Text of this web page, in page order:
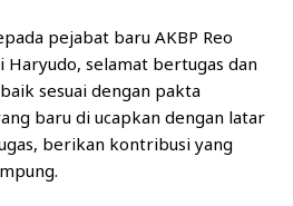
pejabat baru AKBP Reo
Haryudo, selamat bertugas dan
sesuai dengan pakta
baru di ucapkan dengan latar
berikan kontribusi yang